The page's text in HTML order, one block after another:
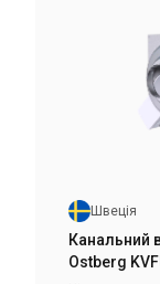
Канальний
KVFU 250 A1-v1
Залишити відгук
Швеція
Канальний
Ostberg